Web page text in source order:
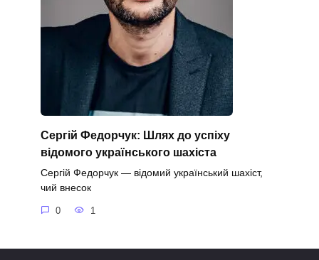
Сергій Федорчук: Шлях до успіху
відомого українського шахіста
Сергій Федорчук — відомий український шахіст,
чий внесок
0 1